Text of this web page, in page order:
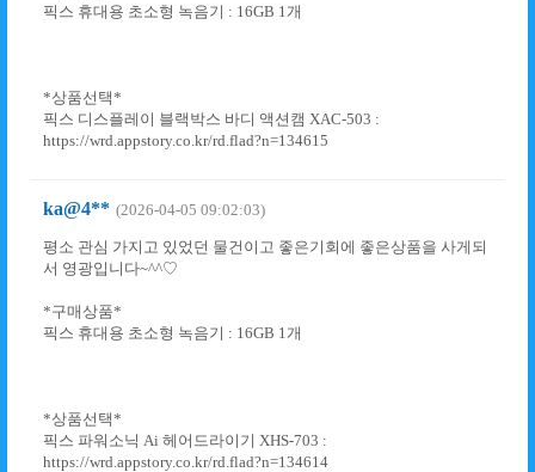
픽스 휴대용 초소형 녹음기 : 16GB 1개
*상품선택*
픽스 디스플레이 블랙박스 바디 액션캠 XAC-503 :
https://wrd.appstory.co.kr/rd.flad?n=134615
ka@4** (2026-04-05 09:02:03)
평소 관심 가지고 있었던 물건이고 좋은기회에 좋은상품을 사게되
서 영광입니다~^^♡
*구매상품*
픽스 휴대용 초소형 녹음기 : 16GB 1개
*상품선택*
픽스 파워소닉 Ai 헤어드라이기 XHS-703 :
https://wrd.appstory.co.kr/rd.flad?n=134614